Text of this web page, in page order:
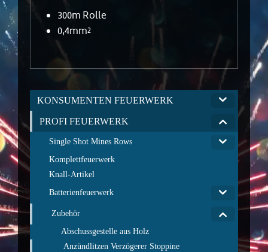
300m Rolle
0,4mm²
KONSUMENTEN FEUERWERK
PROFI FEUERWERK
Single Shot Mines Rows
Komplettfeuerwerk
Knall-Artikel
Batterienfeuerwerk
Zubehör
Abschussgestelle aus Holz
Anzündlitzen Verzögerer Stoppine